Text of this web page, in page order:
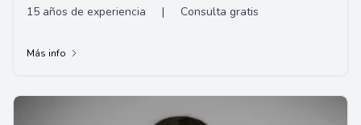
15 años de experiencia | Consulta gratis
Más info